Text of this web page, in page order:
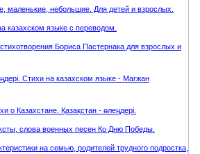
маленькие, небольшие. Для детей и взрослых.
казахском языке с переводом.
Бориса Пастернака для взрослых и
Стихи на казахском языке - Магжан
о Казахстане. Қазақстан - өлеңдері.
слова военных песен Ко Дню Победы.
на семью, родителей трудного подростка,